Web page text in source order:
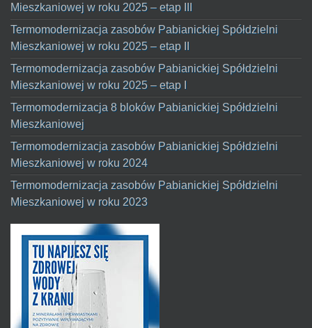
Mieszkaniowej w roku 2025 – etap III
Termomodernizacja zasobów Pabianickiej Spółdzielni
Mieszkaniowej w roku 2025 – etap II
Termomodernizacja zasobów Pabianickiej Spółdzielni
Mieszkaniowej w roku 2025 – etap I
Termomodernizacja 8 bloków Pabianickiej Spółdzielni
Mieszkaniowej
Termomodernizacja zasobów Pabianickiej Spółdzielni
Mieszkaniowej w roku 2024
Termomodernizacja zasobów Pabianickiej Spółdzielni
Mieszkaniowej w roku 2023